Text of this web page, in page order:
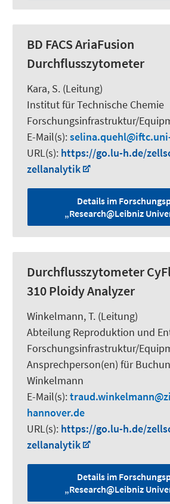
BD FACS AriaFusion
Durchflusszytometer
Kara, S. (Leitung)
Institut für Technische Chemie
Forschungsinfrastruktur/
E-Mail(s):selina.quehl
URL(s): https://go.lu-h.de/
zellanalytik
Details im
„Research@Leibniz
Durchflusszytometer
310 Ploidy Analyzer
Winkelmann, T. (Leitung)
Abteilung Reproduktion und
Forschungsinfrastruktur/
Ansprechperson(en) für
Winkelmann
E-Mail(s):traud.winkelmann
hannover.de
URL(s): https://go.lu-h.de/
zellanalytik
Details im
„Research@Leibniz